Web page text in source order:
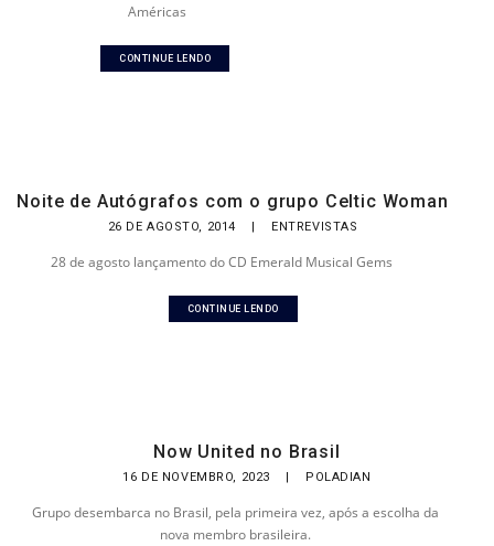
Américas
CONTINUE LENDO
Noite de Autógrafos com o grupo Celtic Woman
26 DE AGOSTO, 2014 | ENTREVISTAS
28 de agosto lançamento do CD Emerald Musical Gems
CONTINUE LENDO
Now United no Brasil
16 DE NOVEMBRO, 2023 | POLADIAN
Grupo desembarca no Brasil, pela primeira vez, após a escolha da
nova membro brasileira.